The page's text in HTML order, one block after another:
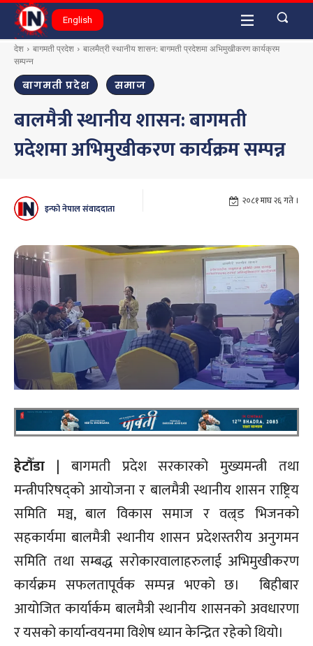
English
देश बागमती प्रदेश
बालमैत्री स्थानीय शासन: बागमती प्रदेशमा अभिमुखीकरण कार्यक्रम
सम्पन्न
बागमती प्रदेश समाज
बालमैत्री स्थानीय शासन: बागमती
प्रदेशमा अभिमुखीकरण कार्यक्रम सम्पन्न
इन्फो नेपाल संवाददाता
२०८१ माघ २६ गते ।
हेटौँडा | बागमती प्रदेश सरकारको मुख्यमन्त्री तथा
मन्त्रीपरिषद्को आयोजना र बालमैत्री स्थानीय शासन राष्ट्रिय
समिति मञ्च, बाल विकास समाज र वल्र्ड भिजनको
सहकार्यमा बालमैत्री स्थानीय शासन प्रदेशस्तरीय अनुगमन
समिति तथा सम्बद्ध सरोकारवालाहरुलाई अभिमुखीकरण
कार्यक्रम सफलतापूर्वक सम्पन्न भएको छ। बिहीबार
आयोजित कार्यार्कम बालमैत्री स्थानीय शासनको अवधारणा
र यसको कार्यान्वयनमा विशेष ध्यान केन्द्रित रहेको थियो।